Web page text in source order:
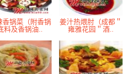
香锅菜（附香锅
料及香锅油..
姜汁热煨肘（成都＂
雍雅花园＂酒..